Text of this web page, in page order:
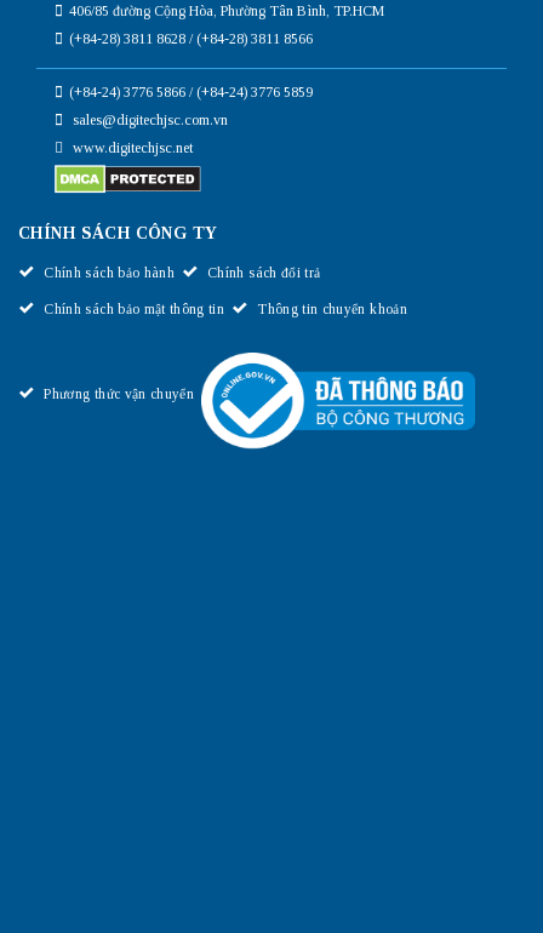
406/85 đường Cộng Hòa, Phường Tân Bình, TP.HCM
(+84-28) 3811 8628 / (+84-28) 3811 8566
(+84-24) 3776 5866 / (+84-24) 3776 5859
sales@digitechjsc.com.vn
www.digitechjsc.net
CHÍNH SÁCH CÔNG TY
Chính sách bảo hành Chính sách đổi trả
Chính sách bảo mật thông tin Thông tin chuyển khoản
Phương thức vận chuyển